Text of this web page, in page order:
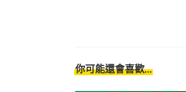
你可能還會喜歡...